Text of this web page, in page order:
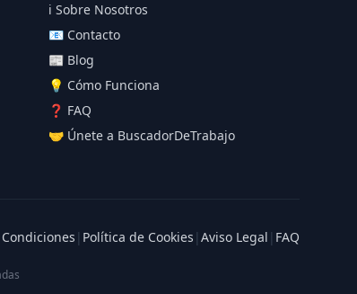
ℹ️ Sobre Nosotros
📧 Contacto
📰 Blog
💡 Cómo Funciona
❓ FAQ
🤝 Únete a BuscadorDeTrabajo
| Política de Cookies | Aviso Legal | FAQ